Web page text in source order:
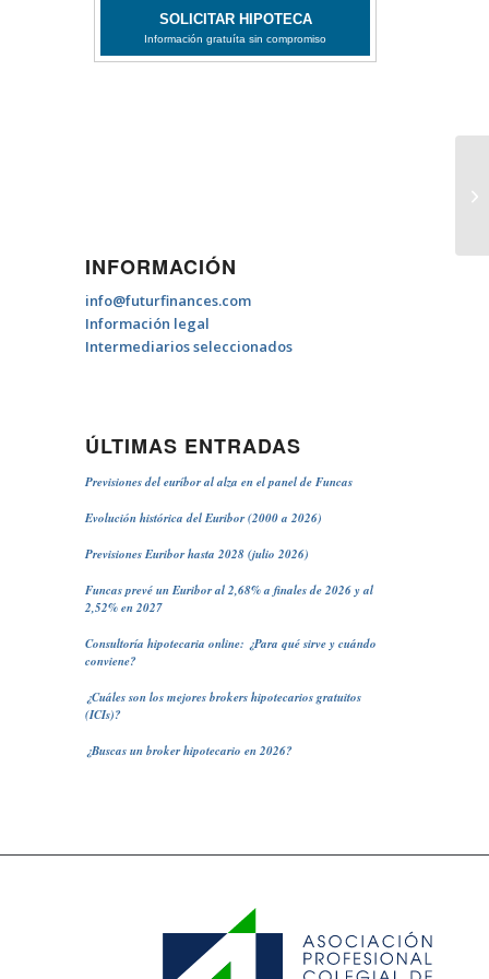
INFORMACIÓN
info@futurfinances.com
Información legal
Intermediarios seleccionados
ÚLTIMAS ENTRADAS
Previsiones del euríbor al alza en el panel de Funcas
Evolución histórica del Euribor (2000 a 2026)
Previsiones Euribor hasta 2028 (julio 2026)
Funcas prevé un Euribor al 2,68% a finales de 2026 y al
2,52% en 2027
Consultoría hipotecaria online: ¿Para qué sirve y cuándo
conviene?
¿Cuáles son los mejores brokers hipotecarios gratuitos
(ICIs)?
¿Buscas un broker hipotecario en 2026?